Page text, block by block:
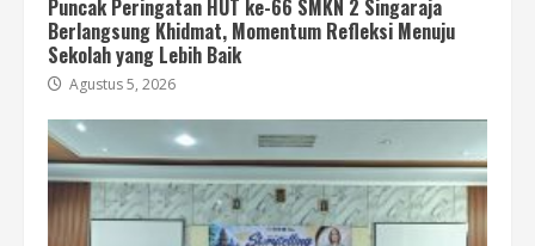
Puncak Peringatan HUT ke-66 SMKN 2 Singaraja
Berlangsung Khidmat, Momentum Refleksi Menuju
Sekolah yang Lebih Baik
Agustus 5, 2026